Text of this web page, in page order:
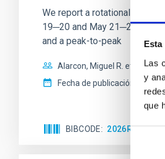
Las
y
que
Selección
We report a rotational light
19─20 and May 21─22 UT
and a peak-to-peak
Alarcon, Miguel R. et al.
Fecha de publicación:
5
BIBCODE